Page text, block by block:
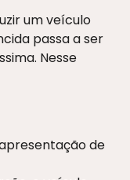
um veículo
passa a ser
Nesse
de